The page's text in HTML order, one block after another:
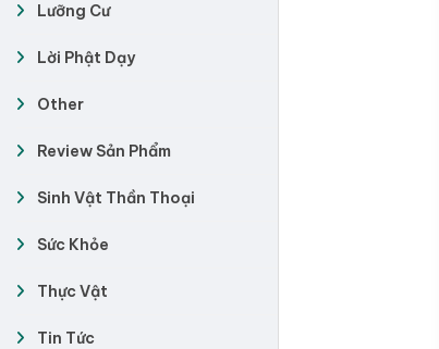
Lưỡng Cư
Lời Phật Dạy
Other
Review Sản Phẩm
Sinh Vật Thần Thoại
Sức Khỏe
Thực Vật
Tin Tức